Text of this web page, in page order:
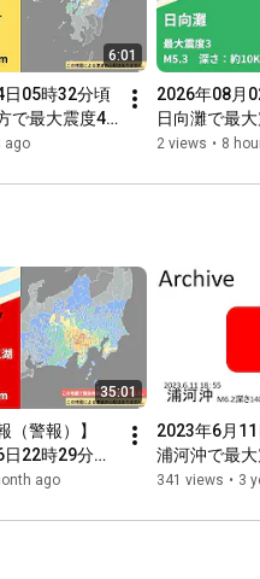
6:01
05時32分頃
で最大震度4
【切り抜きア
ago
2026年08月
日向灘で最
た地震【切り
2 views • 8
35:01
（警報）】
22時29分頃
士五湖で最大
ブ】【タイム
ago
2023年6月11
浦河沖で最
した大きな地
【緊急地震
341 views • 3